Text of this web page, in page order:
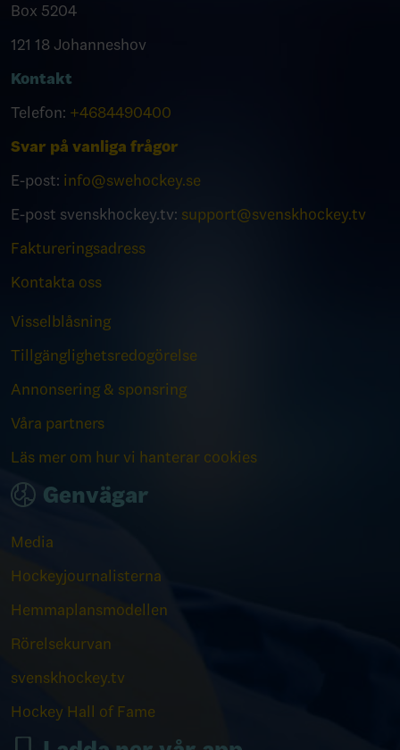
Box 5204
121 18 Johanneshov
Kontakt
Telefon: +4684490400
Svar på vanliga frågor
E-post: info@swehockey.se
E-post svenskhockey.tv: support@svenskhockey.tv
Faktureringsadress
Kontakta oss
Visselblåsning
Tillgänglighetsredogörelse
Annonsering & sponsring
Våra partners
Läs mer om hur vi hanterar cookies
Genvägar
Media
Hockeyjournalisterna
Hemmaplansmodellen
Rörelsekurvan
svenskhockey.tv
Hockey Hall of Fame